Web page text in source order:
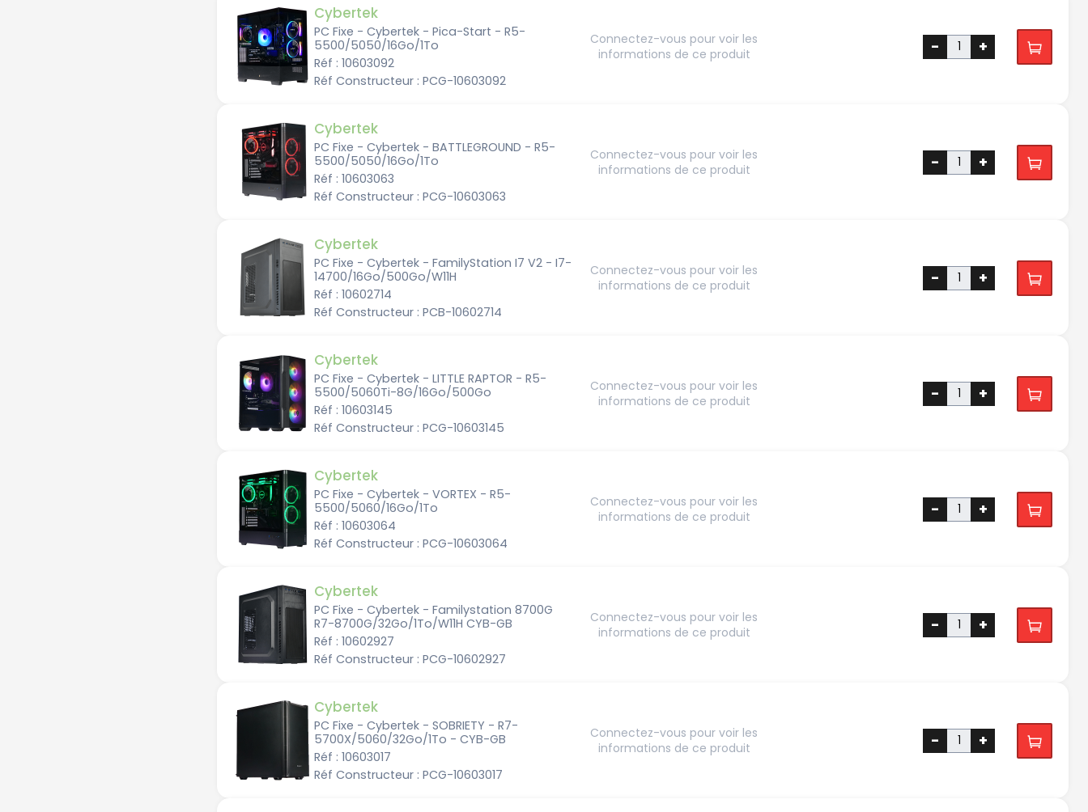
Cybertek
PC Fixe - Cybertek - Pica-Start - R5-
5500/5050/16Go/1To
Réf : 10603092
Réf Constructeur : PCG-10603092
Connectez-vous pour voir les
informations de ce produit
- +
Cybertek
PC Fixe - Cybertek - BATTLEGROUND - R5-
5500/5050/16Go/1To
Réf : 10603063
Réf Constructeur : PCG-10603063
Connectez-vous pour voir les
informations de ce produit
- +
Cybertek
PC Fixe - Cybertek - FamilyStation I7 V2 - I7-
14700/16Go/500Go/W11H
Réf : 10602714
Réf Constructeur : PCB-10602714
Connectez-vous pour voir les
informations de ce produit
- +
Cybertek
PC Fixe - Cybertek - LITTLE RAPTOR - R5-
5500/5060Ti-8G/16Go/500Go
Réf : 10603145
Réf Constructeur : PCG-10603145
Connectez-vous pour voir les
informations de ce produit
- +
Cybertek
PC Fixe - Cybertek - VORTEX - R5-
5500/5060/16Go/1To
Réf : 10603064
Réf Constructeur : PCG-10603064
Connectez-vous pour voir les
informations de ce produit
- +
Cybertek
PC Fixe - Cybertek - Familystation 8700G
R7-8700G/32Go/1To/W11H CYB-GB
Réf : 10602927
Réf Constructeur : PCG-10602927
Connectez-vous pour voir les
informations de ce produit
- +
Cybertek
PC Fixe - Cybertek - SOBRIETY - R7-
5700X/5060/32Go/1To - CYB-GB
Réf : 10603017
Réf Constructeur : PCG-10603017
Connectez-vous pour voir les
informations de ce produit
- +